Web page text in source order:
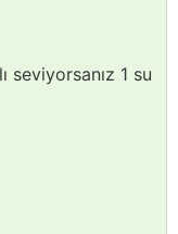
seviyorsanız 1 su